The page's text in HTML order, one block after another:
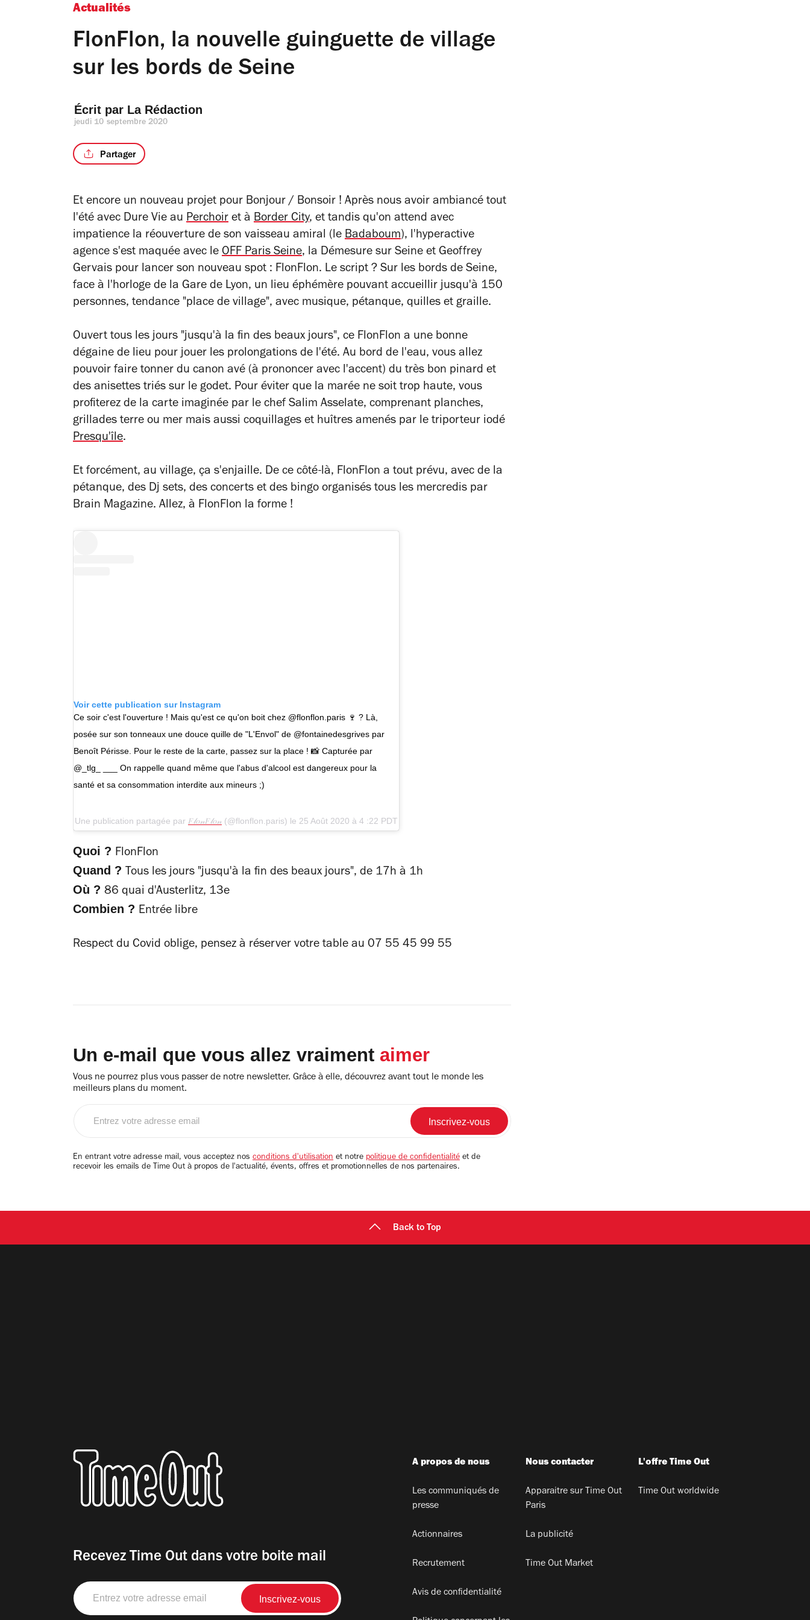
Actualités
FlonFlon, la nouvelle guinguette de village
sur les bords de Seine
Écrit par La Rédaction
jeudi 10 septembre 2020
Partager
Et encore un nouveau projet pour Bonjour / Bonsoir ! Après nous avoir ambiancé tout
l'été avec Dure Vie au Perchoir et à Border City, et tandis qu'on attend avec
impatience la réouverture de son vaisseau amiral (le Badaboum), l'hyperactive
agence s'est maquée avec le OFF Paris Seine, la Démesure sur Seine et Geoffrey
Gervais pour lancer son nouveau spot : FlonFlon. Le script ? Sur les bords de Seine,
face à l'horloge de la Gare de Lyon, un lieu éphémère pouvant accueillir jusqu'à 150
personnes, tendance "place de village", avec musique, pétanque, quilles et graille.
Ouvert tous les jours "jusqu'à la fin des beaux jours", ce FlonFlon a une bonne
dégaine de lieu pour jouer les prolongations de l'été. Au bord de l'eau, vous allez
pouvoir faire tonner du canon avé (à prononcer avec l'accent) du très bon pinard et
des anisettes triés sur le godet. Pour éviter que la marée ne soit trop haute, vous
profiterez de la carte imaginée par le chef Salim Asselate, comprenant planches,
grillades terre ou mer mais aussi coquillages et huîtres amenés par le triporteur iodé
Presqu'île.
Et forcément, au village, ça s'enjaille. De ce côté-là, FlonFlon a tout prévu, avec de la
pétanque, des Dj sets, des concerts et des bingo organisés tous les mercredis par
Brain Magazine. Allez, à FlonFlon la forme !
Voir cette publication sur Instagram
Ce soir c'est l'ouverture ! Mais qu'est ce qu'on boit chez @flonflon.paris 🍷 ? Là,
posée sur son tonneaux une douce quille de "L'Envol" de @fontainedesgrives par
Benoît Périsse. Pour le reste de la carte, passez sur la place ! 📸 Capturée par
@_tlg_ ___ On rappelle quand même que l'abus d'alcool est dangereux pour la
santé et sa consommation interdite aux mineurs ;)
Une publication partagée par 𝐹𝓁𝑜𝓃𝐹𝓁𝑜𝓃 (@flonflon.paris) le 25 Août 2020 à 4 :22 PDT
Quoi ? FlonFlon
Quand ? Tous les jours "jusqu'à la fin des beaux jours", de 17h à 1h
Où ? 86 quai d'Austerlitz, 13e
Combien ? Entrée libre
Respect du Covid oblige, pensez à réserver votre table au 07 55 45 99 55
Un e-mail que vous allez vraiment aimer
Vous ne pourrez plus vous passer de notre newsletter. Grâce à elle, découvrez avant tout le monde les
meilleurs plans du moment.
email
En entrant votre adresse mail, vous acceptez nos conditions d'utilisation et notre politique de confidentialité et de
recevoir les emails de Time Out à propos de l'actualité, évents, offres et promotionnelles de nos partenaires.
Back to Top
Recevez Time Out dans votre boite mail
Entrez
votre
adresse
A propos de nous
Les communiqués de
presse
Actionnaires
Recrutement
Avis de confidentialité
Nous contacter
Apparaitre sur Time Out
Paris
La publicité
Time Out Market
L'offre Time Out
Time Out worldwide